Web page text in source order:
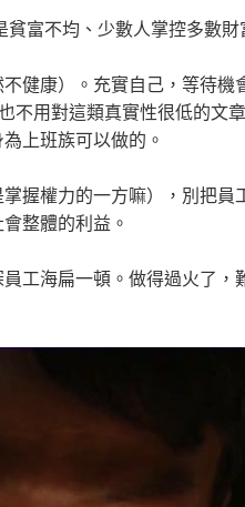
富不均、少數人掌控多數財
健康）。充實自己，等待機
不用對這類真實性很低的文
上班族可以做的。
握權力的一方嘛），別把員
整體的利益。
工海扁一頓。做得過火了，